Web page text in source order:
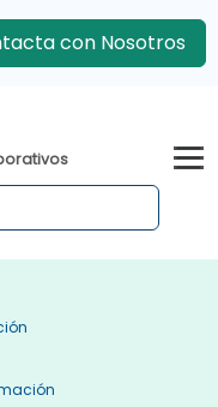
con Nosotros